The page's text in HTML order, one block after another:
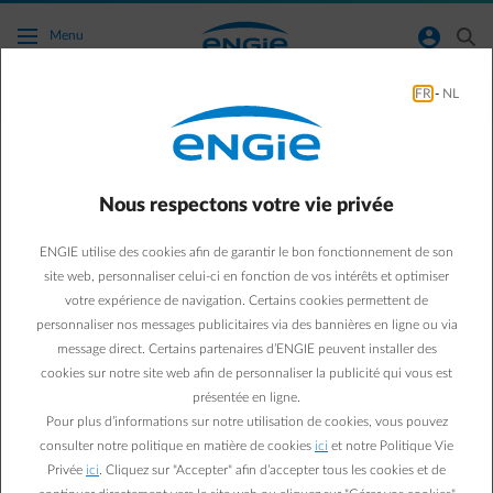
Accéder au contenu principal
Menu normal-account-circle search
Panneaux solaires
Quelle est l’inclinaison
idéale du toit pour les
panneaux solaires ?
20/08/2020 ·
FR - NL
Nous respectons votre vie privée
ENGIE utilise des cookies afin de garantir le bon fonctionnement de son
site web, personnaliser celui-ci en fonction de vos intérêts et optimiser
votre expérience de navigation. Certains cookies permettent de
personnaliser nos messages publicitaires via des bannières en ligne ou via
message direct. Certains partenaires d’ENGIE peuvent installer des
cookies sur notre site web afin de personnaliser la publicité qui vous est
présentée en ligne.
Pour plus d’informations sur notre utilisation de cookies, vous pouvez
consulter notre politique en matière de cookies ici et notre Politique Vie
Privée ici . Cliquez sur "Accepter" afin d’accepter tous les cookies et de